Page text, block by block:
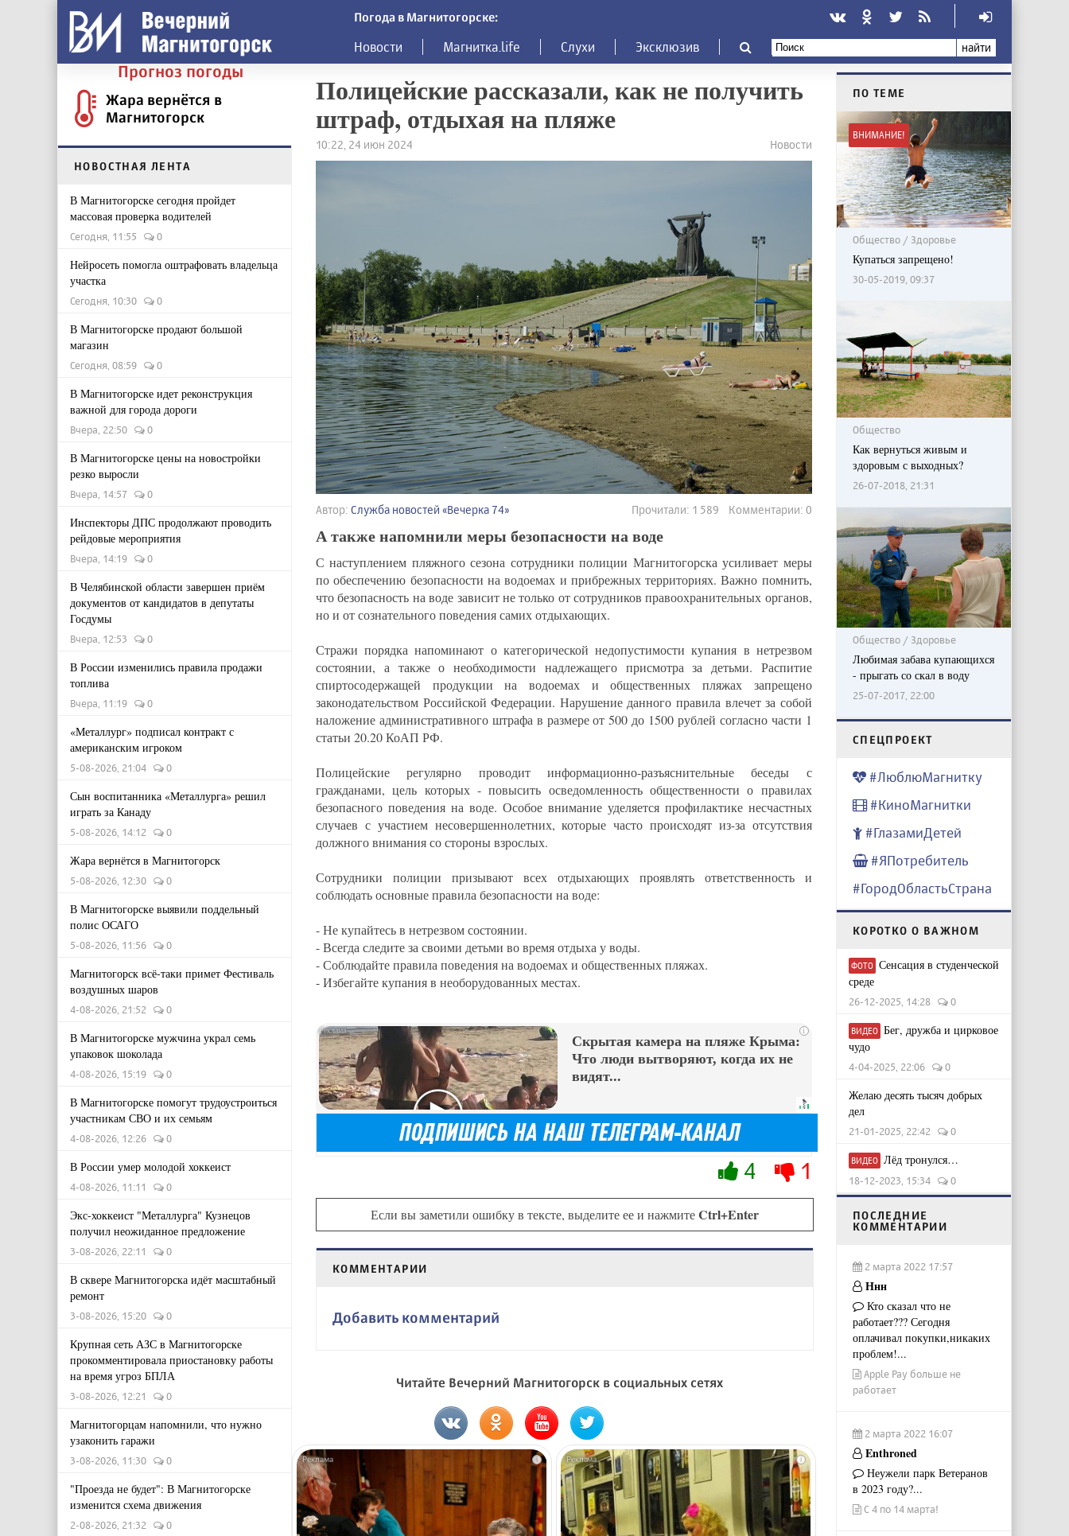
Погода в Магнитогорске:
Новости Магнитка.life Слухи Эксклюзив найти
Прогноз погоды
Жара вернётся в
Магнитогорск
НОВОСТНАЯ ЛЕНТА
В Магнитогорске сегодня пройдет
массовая проверка водителей
Сегодня, 11:55 0
Нейросеть помогла оштрафовать владельца
участка
Сегодня, 10:30 0
В Магнитогорске продают большой
магазин
Сегодня, 08:59 0
В Магнитогорске идет реконструкция
важной для города дороги
Вчера, 22:50 0
В Магнитогорске цены на новостройки
резко выросли
Вчера, 14:57 0
Инспекторы ДПС продолжают проводить
рейдовые мероприятия
Вчера, 14:19 0
В Челябинской области завершен приём
документов от кандидатов в депутаты
Госдумы
Вчера, 12:53 0
В России изменились правила продажи
топлива
Вчера, 11:19 0
«Металлург» подписал контракт с
американским игроком
5-08-2026, 21:04 0
Сын воспитанника «Металлурга» решил
играть за Канаду
5-08-2026, 14:12 0
Жара вернётся в Магнитогорск
5-08-2026, 12:30 0
В Магнитогорске выявили поддельный
полис ОСАГО
5-08-2026, 11:56 0
Магнитогорск всё-таки примет Фестиваль
воздушных шаров
4-08-2026, 21:52 0
В Магнитогорске мужчина украл семь
упаковок шоколада
4-08-2026, 15:19 0
В Магнитогорске помогут трудоустроиться
участникам СВО и их семьям
4-08-2026, 12:26 0
В России умер молодой хоккеист
4-08-2026, 11:11 0
Экс-хоккеист "Металлурга" Кузнецов
получил неожиданное предложение
3-08-2026, 22:11 0
В сквере Магнитогорска идёт масштабный
ремонт
3-08-2026, 15:20 0
Крупная сеть АЗС в Магнитогорске
прокомментировала приостановку работы
на время угроз БПЛА
3-08-2026, 12:21 0
Магнитогорцам напомнили, что нужно
узаконить гаражи
3-08-2026, 11:30 0
"Проезда не будет": В Магнитогорске
изменится схема движения
2-08-2026, 21:32 0
Полицейские рассказали, как не получить
штраф, отдыхая на пляже
10:22, 24 июн 2024 Новости
Автор: Служба новостей «Вечерка 74» Прочитали: 1 589 Комментарии: 0
А также напомнили меры безопасности на воде
С наступлением пляжного сезона сотрудники полиции Магнитогорска усиливает меры
по обеспечению безопасности на водоемах и прибрежных территориях. Важно помнить,
что безопасность на воде зависит не только от сотрудников правоохранительных органов,
но и от сознательного поведения самих отдыхающих.
Стражи порядка напоминают о категорической недопустимости купания в нетрезвом
состоянии, а также о необходимости надлежащего присмотра за детьми. Распитие
спиртосодержащей продукции на водоемах и общественных пляжах запрещено
законодательством Российской Федерации. Нарушение данного правила влечет за собой
наложение административного штрафа в размере от 500 до 1500 рублей согласно части 1
статьи 20.20 КоАП РФ.
Полицейские регулярно проводит информационно-разъяснительные беседы с
гражданами, цель которых - повысить осведомленность общественности о правилах
безопасного поведения на воде. Особое внимание уделяется профилактике несчастных
случаев с участием несовершеннолетних, которые часто происходят из-за отсутствия
должного внимания со стороны взрослых.
Сотрудники полиции призывают всех отдыхающих проявлять ответственность и
соблюдать основные правила безопасности на воде:
- Не купайтесь в нетрезвом состоянии.
- Всегда следите за своими детьми во время отдыха у воды.
- Соблюдайте правила поведения на водоемах и общественных пляжах.
- Избегайте купания в необорудованных местах.
i
Скрытая камера на пляже Крыма:
Что люди вытворяют, когда их не
видят...
4 1
Если вы заметили ошибку в тексте, выделите ее и нажмитеCtrl+Enter
КОММЕНТАРИИ
Добавить комментарий
Читайте Вечерний Магнитогорск в социальных сетях
i i
ПО ТЕМЕ
ВНИМАНИЕ!
Общество / Здоровье
Купаться запрещено!
30-05-2019, 09:37
Общество
Как вернуться живым и
здоровым с выходных?
26-07-2018, 21:31
Общество / Здоровье
Любимая забава купающихся
- прыгать со скал в воду
25-07-2017, 22:00
CПЕЦПРОЕКТ
#ЛюблюМагнитку
#КиноМагнитки
#ГлазамиДетей
#ЯПотребитель
#ГородОбластьСтрана
КОРОТКО О ВАЖНОМ
ФОТО Сенсация в студенческой
среде
26-12-2025, 14:28 0
ВИДЕО Бег, дружба и цирковое
чудо
4-04-2025, 22:06 0
Желаю десять тысяч добрых
дел
21-01-2025, 22:42 0
ВИДЕО Лёд тронулся…
18-12-2023, 15:34 0
ПОСЛЕДНИЕ
КОММЕНТАРИИ
2 марта 2022 17:57
Ннн
Кто сказал что не
работает??? Сегодня
оплачивал покупки,никаких
проблем!...
Apple Pay больше не
работает
2 марта 2022 16:07
Enthroned
Неужели парк Ветеранов
в 2023 году?...
С 4 по 14 марта!